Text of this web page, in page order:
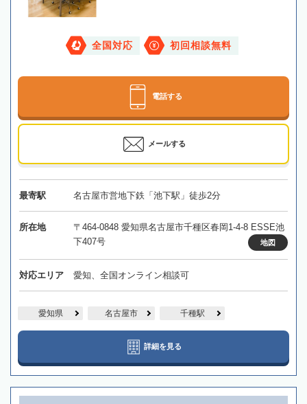
全国対応 初回相談無料
電話する
メールする
最寄駅 名古屋市営地下鉄「池下駅」徒歩2分
所在地
〒464-0848 愛知県名古屋市千種区春岡1-4-8 ESSE池
下407号
地図
対応エリア 愛知、全国オンライン相談可
愛知県 名古屋市 千種駅
詳細を見る